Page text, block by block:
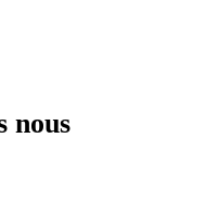
nous